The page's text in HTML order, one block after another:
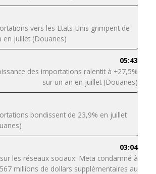
vers les Etats-Unis grimpent de
en juillet (Douanes)
05:43
des importations ralentit à +27,5%
sur un an en juillet (Douanes)
bondissent de 23,9% en juillet
03:04
les réseaux sociaux: Meta condamné à
millions de dollars supplémentaires au